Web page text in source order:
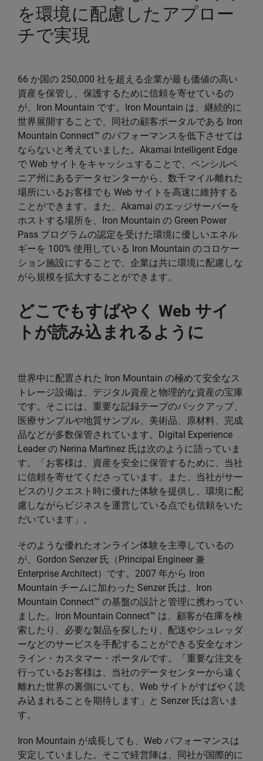
を環境に配慮したアプロー
チで実現
66 か国の 250,000 社を超える企業が最も価値の高い
資産を保管し、保護するために信頼を寄せているの
が、Iron Mountain です。Iron Mountain は、継続的に
世界展開することで、同社の顧客ポータルである Iron
Mountain Connect™ のパフォーマンスを低下させては
ならないと考えていました。Akamai Intelligent Edge
で Web サイトをキャッシュすることで、ペンシルベ
ニア州にあるデータセンターから、数千マイル離れた
場所にいるお客様でも Web サイトを高速に維持する
ことができます。また、Akamai のエッジサーバーを
ホストする場所を、Iron Mountain の Green Power
Pass プログラムの認定を受けた環境に優しいエネル
ギーを 100% 使用している Iron Mountain のコロケー
ション施設にすることで、企業は共に環境に配慮しな
がら規模を拡大することができます。
どこでもすばやく Web サイ
トが読み込まれるように
世界中に配置された Iron Mountain の極めて安全なス
トレージ設備は、デジタル資産と物理的な資産の宝庫
です。そこには、重要な記録テープのバックアップ、
医療サンプルや地質サンプル、美術品、原材料、完成
品などが多数保管されています。Digital Experience
Leader の Nerina Martinez 氏は次のように語っていま
す。「お客様は、資産を安全に保管するために、当社
に信頼を寄せてくださっています。また、当社がサー
ビスのリクエスト時に優れた体験を提供し、環境に配
慮しながらビジネスを運営している点でも信頼をいた
だいています」。
そのような優れたオンライン体験を主導しているの
が、Gordon Senzer 氏（Principal Engineer 兼
Enterprise Architect）です。2007 年から Iron
Mountain チームに加わった Senzer 氏は、Iron
Mountain Connect™ の基盤の設計と管理に携わってい
ました。Iron Mountain Connect™ は、顧客が在庫を検
索したり、必要な製品を探したり、配送やシュレッダ
ーなどのサービスを手配することができる安全なオン
ライン・カスタマー・ポータルです。「重要な注文を
行っているお客様は、当社のデータセンターから遠く
離れた世界の裏側にいても、Web サイトがすばやく読
み込まれることを期待します」と Senzer 氏は言いま
す。
Iron Mountain が成長しても、Web パフォーマンスは
安定していました。そこで経営陣は、同社が国際的に